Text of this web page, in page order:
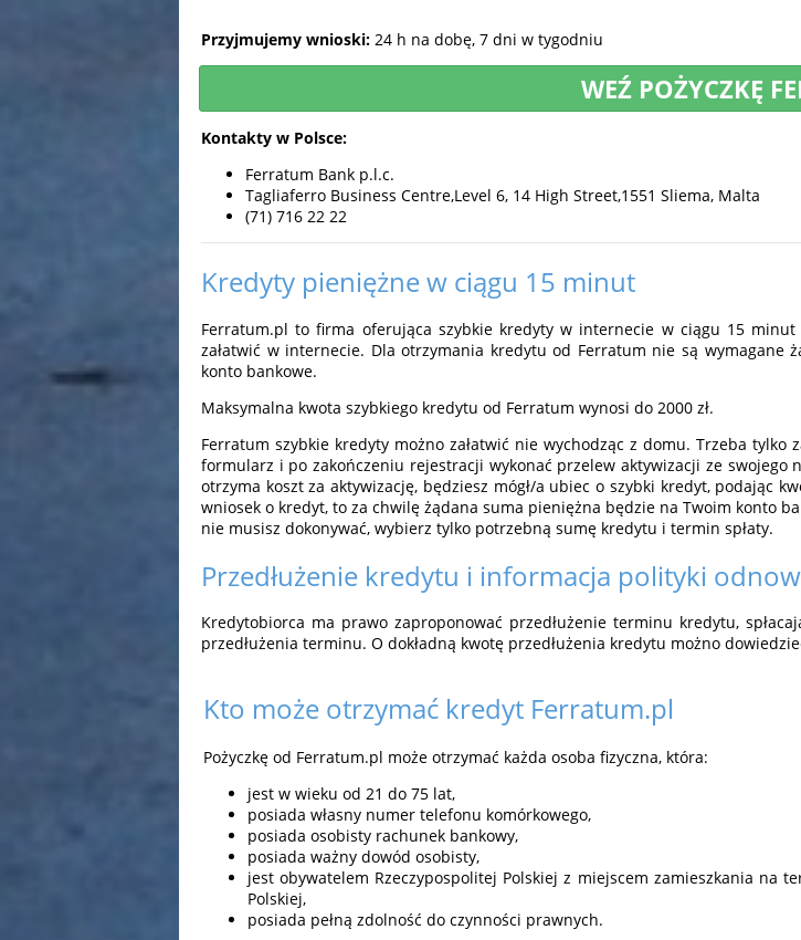
Przyjmujemy wnioski: 24 h na dobę, 7 dni w tygodniu
WEŹ POŻYCZKĘ
Kontakty w Polsce:
Ferratum Bank p.l.c.
Tagliaferro Business Centre,Level 6, 14 High Street,1551 Sliema, Malta
(71) 716 22 22
Kredyty pieniężne w ciągu 15 minut
Ferratum.pl to firma oferująca szybkie kredyty w internecie w ciągu 15
załatwić w internecie. Dla otrzymania kredytu od Ferratum nie są
konto bankowe.
Maksymalna kwota szybkiego kredytu od Ferratum wynosi do 2000 zł.
Ferratum szybkie kredyty możno załatwić nie wychodząc z domu. Trzeba
formularz i po zakończeniu rejestracji wykonać przelew aktywizacji ze swojego
otrzyma koszt za aktywizację, będziesz mógł/a ubiec o szybki kredyt, podając
wniosek o kredyt, to za chwilę żądana suma pieniężna będzie na Twoim konto
nie musisz dokonywać, wybierz tylko potrzebną sumę kredytu i termin spłaty.
Przedłużenie kredytu i informacja polityki
Kredytobiorca ma prawo zaproponować przedłużenie terminu kredytu,
przedłużenia terminu. O dokładną kwotę przedłużenia kredytu możno
Kto może otrzymać kredyt Ferratum.pl
Pożyczkę od Ferratum.pl może otrzymać każda osoba fizyczna, która:
jest w wieku od 21 do 75 lat,
posiada własny numer telefonu komórkowego,
posiada osobisty rachunek bankowy,
posiada ważny dowód osobisty,
jest obywatelem Rzeczypospolitej Polskiej z miejscem zamieszkania na
Polskiej,
posiada pełną zdolność do czynności prawnych.